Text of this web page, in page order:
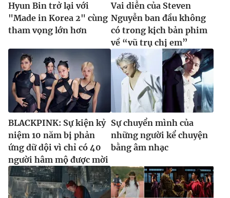
Hyun Bin trở lại với
"Made in Korea 2" cùng
tham vọng lớn hơn
Vai diễn của Steven
Nguyễn ban đầu không
có trong kịch bản phim
về “vũ trụ chị em”
BLACKPINK: Sự kiện kỷ
niệm 10 năm bị phản
ứng dữ dội vì chỉ có 40
người hâm mộ được mời
Sự chuyển mình của
những người kể chuyện
bằng âm nhạc